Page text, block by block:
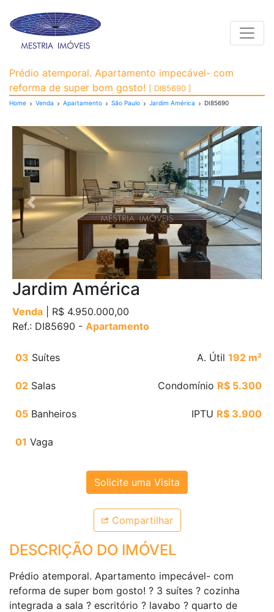
Apartamento para
Prédio atemporal. Apartamento impecável- com
reforma de super bom gosto! [ DI85690 ]
Home Venda Apartamento São Paulo Jardim América DI85690
Previous Next
Jardim América
Venda | R$ 4.950.000,00
Ref.: DI85690 - Apartamento
03 Suítes
02 Salas
05 Banheiros
01 Vaga
A. Útil 192 m²
Condomínio R$ 5.300
IPTU R$ 3.900
Solicite uma Visita
Compartilhar
DESCRIÇÃO DO IMÓVEL
Prédio atemporal. Apartamento impecável- com
reforma de super bom gosto! ? 3 suítes ? cozinha
integrada a sala ? escritório ? lavabo ? quarto de